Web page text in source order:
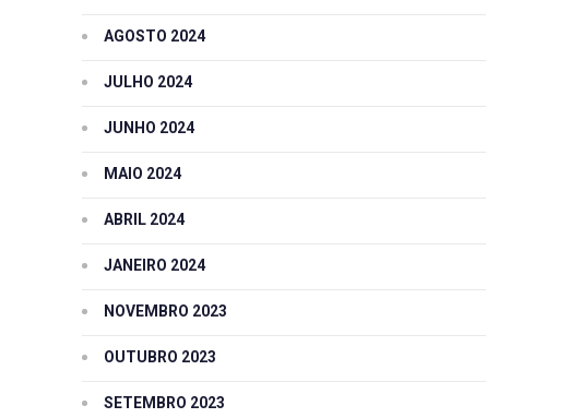
AGOSTO 2024
JULHO 2024
JUNHO 2024
MAIO 2024
ABRIL 2024
JANEIRO 2024
NOVEMBRO 2023
OUTUBRO 2023
SETEMBRO 2023